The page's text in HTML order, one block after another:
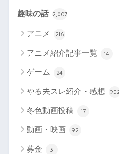
趣味の話 2,007
アニメ 216
アニメ紹介記事一覧 14
ゲーム 24
やる夫スレ紹介・感想 952
冬色動画投稿 17
動画・映画 92
募金 3